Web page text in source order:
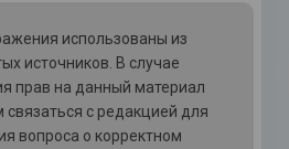
использованы из
источников. В случае
прав на данный материал
связаться с редакцией для
вопроса о корректном